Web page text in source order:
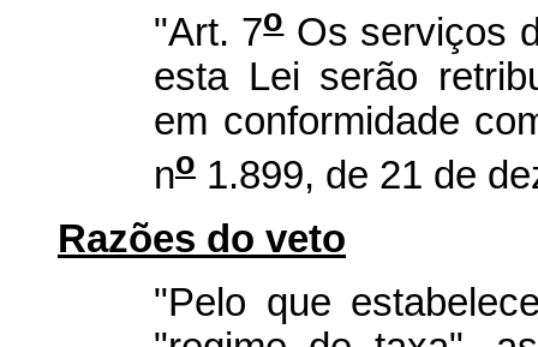
"Art. 7oOs serviços
esta Lei serão
em conformidade
no 1.899, de 21 de
Razões do veto
"Pelo que